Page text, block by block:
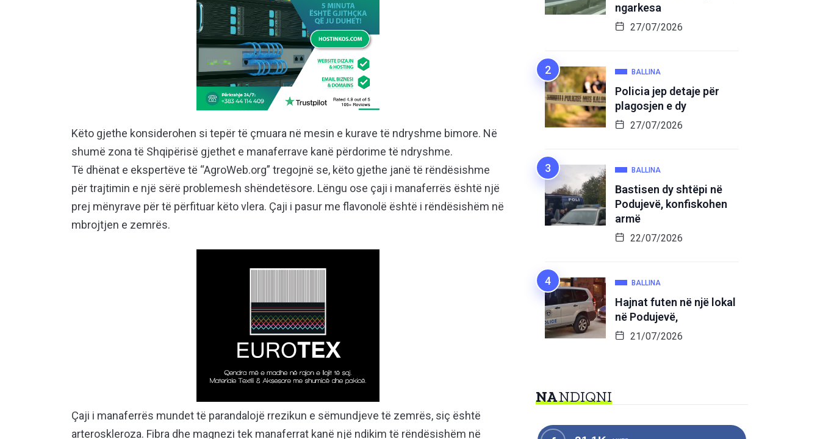
Këto gjethe konsiderohen si tepër të çmuara në mesin e kurave të ndryshme bimore. Në
shumë zona të Shqipërisë gjethet e manaferrave kanë përdorime të ndryshme.
Të dhënat e ekspertëve të “AgroWeb.org” tregojnë se, këto gjethe janë të rëndësishme
për trajtimin e një sërë problemesh shëndetësore. Lëngu ose çaji i manaferrës është një
prej mënyrave për të përfituar këto vlera. Çaji i pasur me flavonolë është i rëndësishëm në
mbrojtjen e zemrës.
Çaji i manaferrës mundet të parandalojë rrezikun e sëmundjeve të zemrës, siç është
arteroskleroza. Fibra dhe magnezi tek manaferrat kanë një ndikim të rëndësishëm në
ngarkesa
27/07/2026
BALLINA
Policia jep detaje për
plagosjen e dy
27/07/2026
BALLINA
Bastisen dy shtëpi në
Podujevë, konfiskohen
armë
22/07/2026
BALLINA
Hajnat futen në një lokal
në Podujevë,
21/07/2026
NANDIQNI